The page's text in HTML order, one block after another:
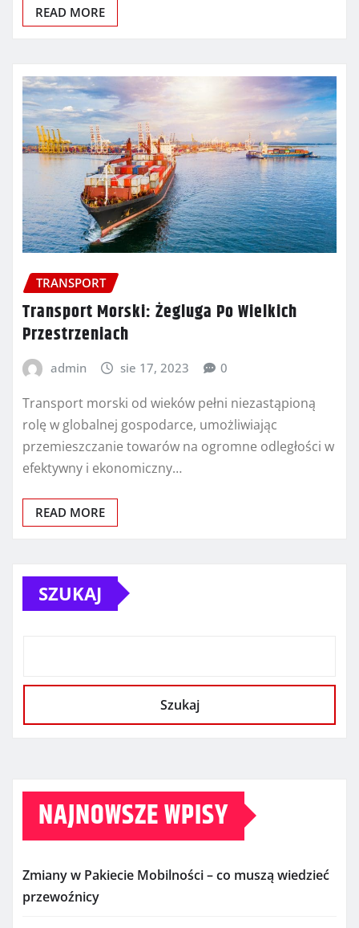
READ MORE
TRANSPORT
Transport Morski: Żegluga Po Wielkich
Przestrzeniach
admin sie 17, 2023 0
Transport morski od wieków pełni niezastąpioną
rolę w globalnej gospodarce, umożliwiając
przemieszczanie towarów na ogromne odległości w
efektywny i ekonomiczny…
READ MORE
SZUKAJ
Szukaj
NAJNOWSZE WPISY
Zmiany w Pakiecie Mobilności – co muszą wiedzieć
przewoźnicy